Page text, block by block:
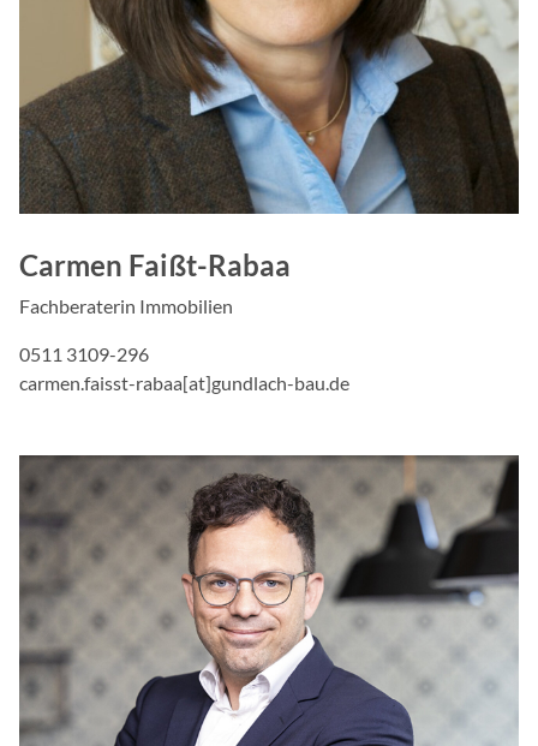
Carmen Faißt-Rabaa
Fachberaterin Immobilien
0511 3109-296
carmen.faisst-rabaa[at]gundlach-bau.de
Zweck:
Cookie von Facebook,
Targeting und
Cookie Laufzeit:
3 Monate
Google AdSense
Anzeigenmessung
Cookie Laufzeit:
1 Monat
Google Tag Manager
Name:
_ga,_gat,_gid
Anbieter: